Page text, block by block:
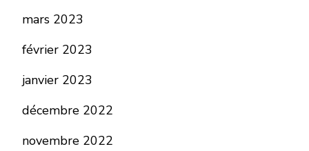
mars 2023
février 2023
janvier 2023
décembre 2022
novembre 2022